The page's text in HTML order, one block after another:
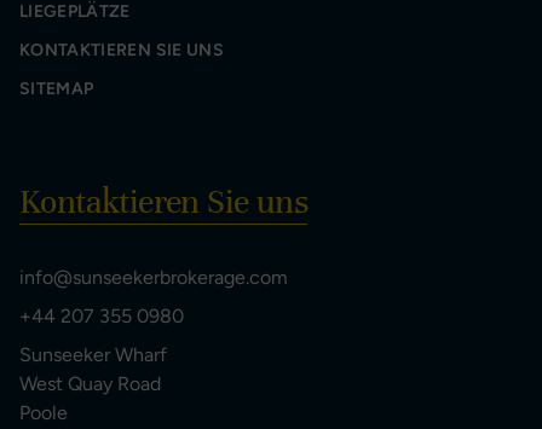
LIEGEPLÄTZE
KONTAKTIEREN SIE UNS
SITEMAP
Kontaktieren Sie uns
info@sunseekerbrokerage.com
+44 207 355 0980
Sunseeker Wharf
West Quay Road
Poole